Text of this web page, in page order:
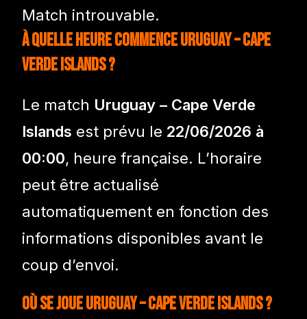
Match introuvable.
À quelle heure commence Uruguay – Cape
Verde Islands ?
Le match Uruguay – Cape Verde
Islands est prévu le 22/06/2026 à
00:00, heure française. L’horaire
peut être actualisé
automatiquement en fonction des
informations disponibles avant le
coup d’envoi.
Où se joue Uruguay – Cape Verde Islands ?